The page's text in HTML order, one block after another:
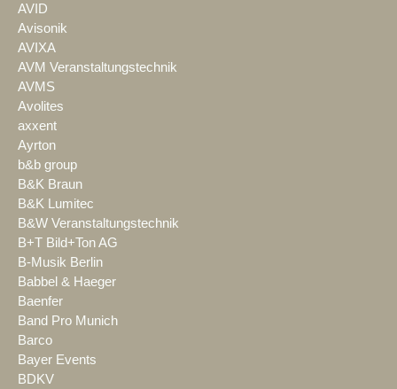
AVID
Avisonik
AVIXA
AVM Veranstaltungstechnik
AVMS
Avolites
axxent
Ayrton
b&b group
B&K Braun
B&K Lumitec
B&W Veranstaltungstechnik
B+T Bild+Ton AG
B-Musik Berlin
Babbel & Haeger
Baenfer
Band Pro Munich
Barco
Bayer Events
BDKV